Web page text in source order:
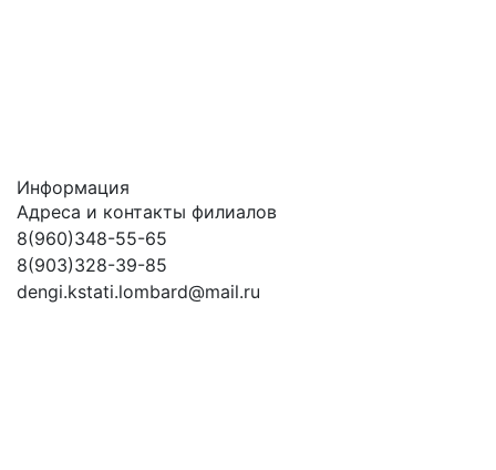
Информация
Адреса и контакты филиалов
8(960)348-55-65
8(903)328-39-85
dengi.kstati.lombard@mail.ru